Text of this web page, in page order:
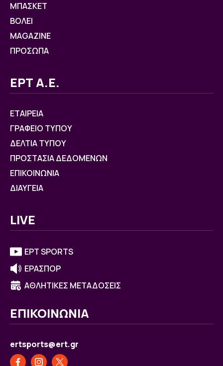
ΜΠΑΣΚΕΤ
ΒOΛΕΙ
MAGAZINE
ΠΡΟΣΩΠΑ
ΕΡΤ Α.Ε.
ΕΤΑΙΡΕΙΑ
ΓΡΑΦΕΙΟ ΤΥΠΟΥ
ΔΕΛΤΙΑ ΤΥΠΟΥ
ΠΡΟΣΤΑΣΙΑ ΔΕΔΟΜΕΝΩΝ
ΕΠΙΚΟΙΝΩΝΙΑ
ΔΙΑΥΓΕΙΑ
LIVE
ΕΡΤ SPORTS
ΕΡΑΣΠΟΡ
ΑΘΛΗΤΙΚΕΣ ΜΕΤΑΔΟΣΕΙΣ
ΕΠΙΚΟΙΝΩΝΙΑ
ertsports@ert.gr